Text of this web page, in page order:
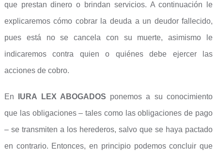
que prestan dinero o brindan servicios. A continuación le
explicaremos cómo cobrar la deuda a un deudor fallecido,
pues está no se cancela con su muerte, asimismo le
indicaremos contra quien o quiénes debe ejercer las
acciones de cobro.
En IURA LEX ABOGADOS ponemos a su conocimiento
que las obligaciones – tales como las obligaciones de pago
– se transmiten a los herederos, salvo que se haya pactado
en contrario. Entonces, en principio podemos concluir que